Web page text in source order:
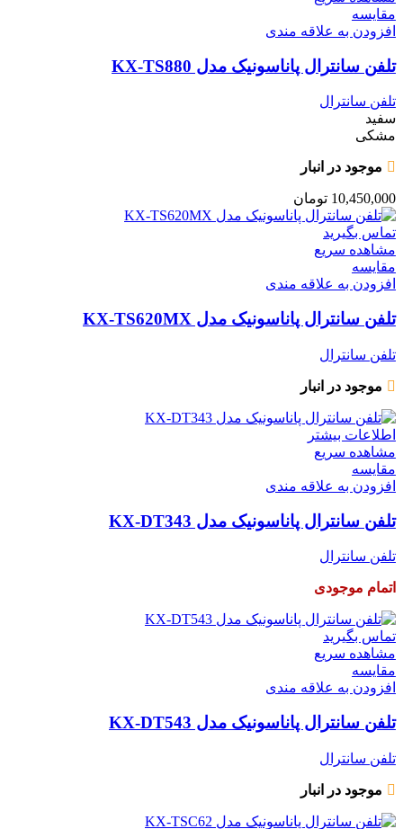
مقایسه
افزودن به علاقه مندی
تلفن سانترال پاناسونیک مدل KX-TS880
تلفن سانترال
سفید
مشکی
موجود در انبار
10,450,000 تومان
تماس بگیرید
مشاهده سریع
مقایسه
افزودن به علاقه مندی
تلفن سانترال پاناسونیک مدل KX-TS620MX
تلفن سانترال
موجود در انبار
اطلاعات بیشتر
مشاهده سریع
مقایسه
افزودن به علاقه مندی
تلفن سانترال پاناسونیک مدل KX-DT343
تلفن سانترال
اتمام موجودی
تماس بگیرید
مشاهده سریع
مقایسه
افزودن به علاقه مندی
تلفن سانترال پاناسونیک مدل KX-DT543
تلفن سانترال
موجود در انبار